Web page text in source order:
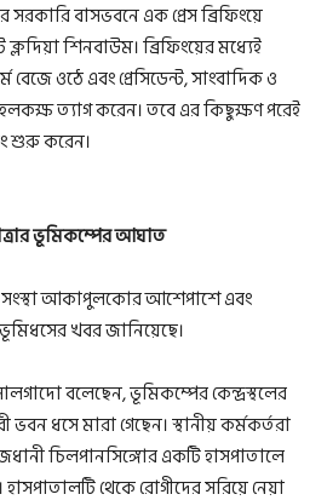
সরকারি বাসভবনে এক প্রেস ব্রিফিংয়ে
শিনবাউম। ব্রিফিংয়ের মধ্যেই
ওঠে এবং প্রেসিডেন্ট, সাংবাদিক ও
ত্যাগ করেন। তবে এর কিছুক্ষণ পরেই
শুরু করেন।
ভূমিকম্পের আঘাত
সংস্থা আকাপুলকোর আশেপাশে এবং
খবর জানিয়েছে।
বলেছেন, ভূমিকম্পের কেন্দ্রস্থলের
ধসে মারা গেছেন। স্থানীয় কর্মকর্তরা
চিলপানসিঙ্গোর একটি হাসপাতালে
থেকে রোগীদের সরিয়ে নেয়া